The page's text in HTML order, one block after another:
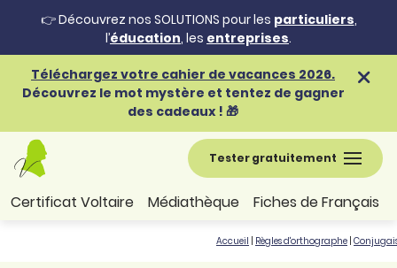
👉 Découvrez nos SOLUTIONS pour les particuliers,
l’éducation, les entreprises.
Téléchargez votre cahier de vacances 2026.
Découvrez le mot mystère et tentez de gagner
des cadeaux ! 🎁
Tester gratuitement
Certificat Voltaire Médiathèque Fiches de Français
Accueil Règles d'orthographe